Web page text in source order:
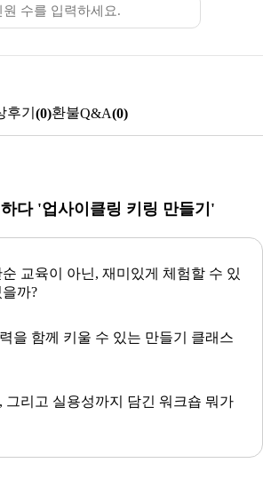
후기 (0)환불Q&A(0)
다 '업사이클링 키링 만들기'
교육이 아닌, 재미있게 체험할 수 있
까?
을 함께 키울 수 있는 만들기 클래스
그리고 실용성까지 담긴 워크숍 뭐가